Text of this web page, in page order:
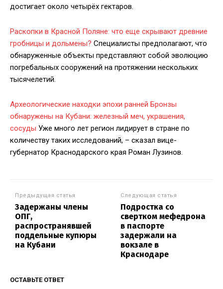
достигает около четырёх гектаров.
Раскопки в Красной Поляне: что еще скрывают древние
гробницы и дольмены? Специалисты предполагают, что
обнаруженные объекты представляют собой эволюцию
погребальных сооружений на протяжении нескольких
тысячелетий.
Археологические находки эпохи ранней Бронзы
обнаружены на Кубани: железный меч, украшения,
сосуды Уже много лет регион лидирует в стране по
количеству таких исследований, – сказал вице-
губернатор Краснодарского края Роман Лузинов.
Предыдущая статья
Задержаны члены
ОПГ,
распространявшей
поддельные купюры
на Кубани
Следующая статья
Подростка со
свертком мефедрона
в паспорте
задержали на
вокзале в
Краснодаре
ОСТАВЬТЕ ОТВЕТ